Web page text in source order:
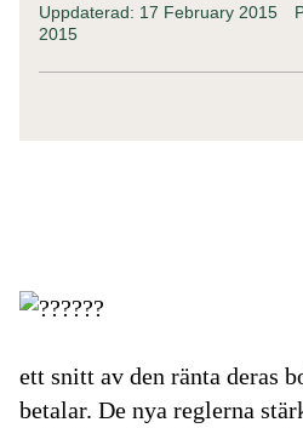
Uppdaterad: 17 February 2015
2015
ett snitt av den ränta deras
betalar. De nya reglerna